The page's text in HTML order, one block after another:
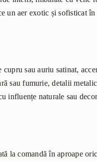
un aer exotic și sofisticat
sau auriu satinat,
sau fumurie, detalii
influențe naturale sau
la comandă în aproape